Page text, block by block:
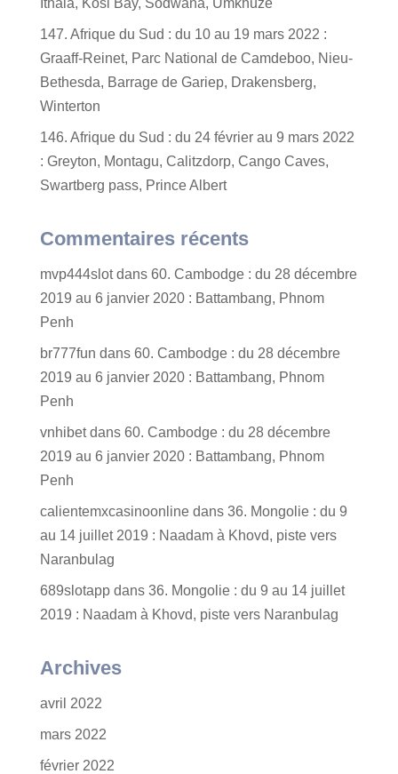
Ithala, Kosi Bay, Sodwana, Umkhuze
147. Afrique du Sud : du 10 au 19 mars 2022 :
Graaff-Reinet, Parc National de Camdeboo, Nieu-
Bethesda, Barrage de Gariep, Drakensberg,
Winterton
146. Afrique du Sud : du 24 février au 9 mars 2022
: Greyton, Montagu, Calitzdorp, Cango Caves,
Swartberg pass, Prince Albert
Commentaires récents
mvp444slotdans 60. Cambodge : du 28 décembre
2019 au 6 janvier 2020 : Battambang, Phnom
Penh
br777fun dans 60. Cambodge : du 28 décembre
2019 au 6 janvier 2020 : Battambang, Phnom
Penh
vnhibetdans 60. Cambodge : du 28 décembre
2019 au 6 janvier 2020 : Battambang, Phnom
Penh
calientemxcasinoonlinedans 36. Mongolie : du 9
au 14 juillet 2019 : Naadam à Khovd, piste vers
Naranbulag
689slotappdans 36. Mongolie : du 9 au 14 juillet
2019 : Naadam à Khovd, piste vers Naranbulag
Archives
avril 2022
mars 2022
février 2022